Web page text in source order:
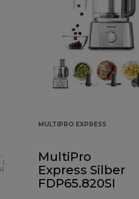
(
MULTIPRO EXPRESS
MultiPro
Express Silber
FDP65.820SI